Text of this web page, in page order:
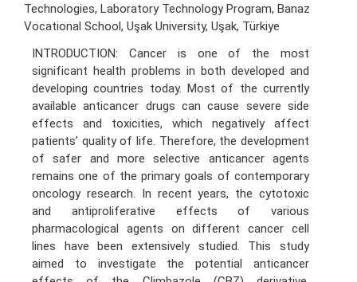
Technologies, Laboratory Technology Program, Banaz
Vocational School, Uşak University, Uşak, Türkiye
INTRODUCTION: Cancer is one of the most
significant health problems in both developed and
developing countries today. Most of the currently
available anticancer drugs can cause severe side
effects and toxicities, which negatively affect
patients’ quality of life. Therefore, the development
of safer and more selective anticancer agents
remains one of the primary goals of contemporary
oncology research. In recent years, the cytotoxic
and antiproliferative effects of various
pharmacological agents on different cancer cell
lines have been extensively studied. This study
aimed to investigate the potential anticancer